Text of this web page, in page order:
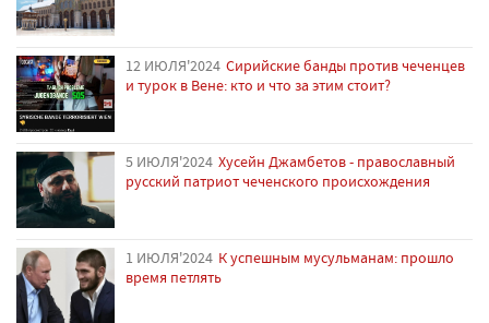
12 ИЮЛЯ'2024 Сирийские банды против чеченцев
и турок в Вене: кто и что за этим стоит?
5 ИЮЛЯ'2024 Хусейн Джамбетов - православный
русский патриот чеченского происхождения
1 ИЮЛЯ'2024 К успешным мусульманам: прошло
время петлять